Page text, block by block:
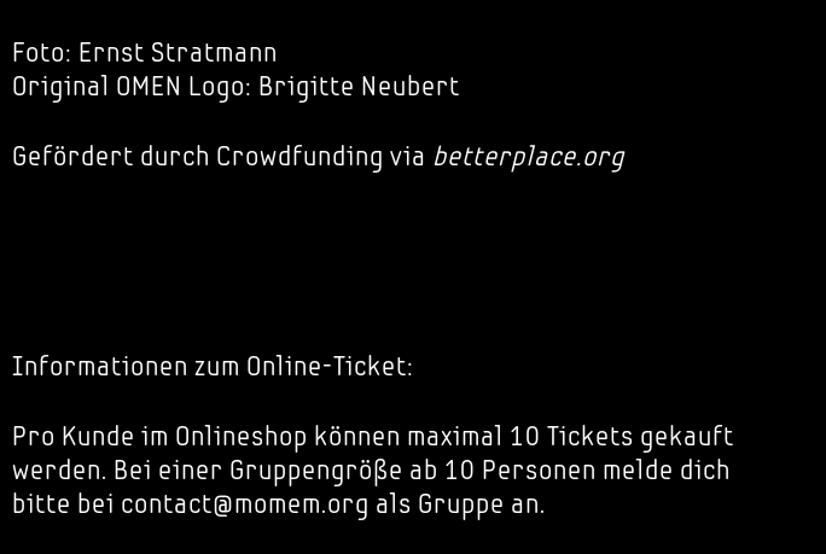
Foto: Ernst Stratmann
Original OMEN Logo: Brigitte Neubert
Gefördert durch Crowdfunding via betterplace.org
Informationen zum Online-Ticket:
Pro Kunde im Onlineshop können maximal 10 Tickets gekauft
werden. Bei einer Gruppengröße ab 10 Personen melde dich
bitte bei contact@momem.org als Gruppe an.